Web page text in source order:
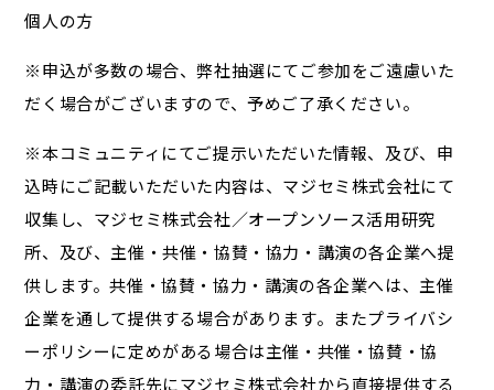
個人の方
※申込が多数の場合、弊社抽選にてご参加をご遠慮いた
だく場合がございますので、予めご了承ください。
※本コミュニティにてご提示いただいた情報、及び、申
込時にご記載いただいた内容は、マジセミ株式会社にて
収集し、マジセミ株式会社／オープンソース活用研究
所、及び、主催・共催・協賛・協力・講演の各企業へ提
供します。共催・協賛・協力・講演の各企業へは、主催
企業を通して提供する場合があります。またプライバシ
ーポリシーに定めがある場合は主催・共催・協賛・協
力・講演の委託先にマジセミ株式会社から直接提供する